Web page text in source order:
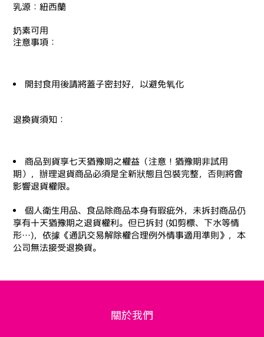
乳源：紐西蘭
奶素可用
注意事項：
開封食用後請將蓋子密封好，以避免氧化
退換貨須知：
商品到貨享七天猶豫期之權益（注意！猶豫期非試用
期），辦理退貨商品必須是全新狀態且包裝完整，否則將會
影響退貨權限。
個人衛生用品、食品除商品本身有瑕疵外，未拆封商品仍
享有十天猶豫期之退貨權利。但已拆封 (如剪標、下水等情
形…)，依據《通訊交易解除權合理例外情事適用準則》，本
公司無法接受退換貨。
關於我們